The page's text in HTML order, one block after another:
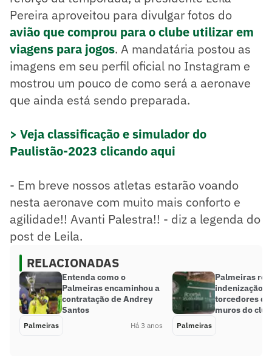
Pereira aproveitou para divulgar fotos do
avião que comprou para o clube utilizar em
viagens para jogos. A mandatária postou as
imagens em seu perfil oficial no Instagram e
mostrou um pouco de como será a aeronave
que ainda está sendo preparada.
> Veja classificação e simulador do
Paulistão-2023 clicando aqui
- Em breve nossos atletas estarão voando
nesta aeronave com muito mais conforto e
agilidade!! Avanti Palestra!! - diz a legenda do
post de Leila.
RELACIONADAS
Entenda como o
Palmeiras encaminhou a
contratação de Andrey
Santos
Palmeiras Há 3 anos
Palmeiras
indenização
torcedores
muros do
Palmeiras